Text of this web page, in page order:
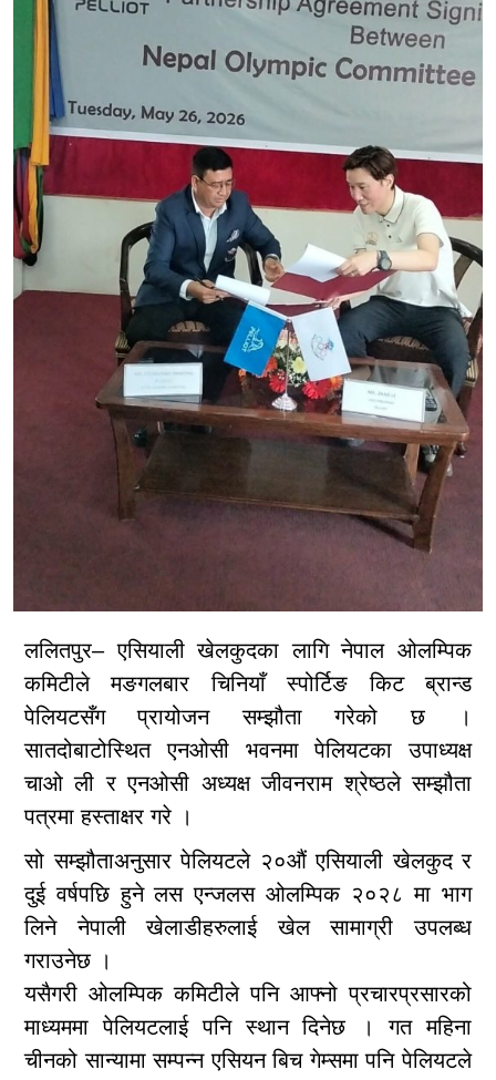
ललितपुर– एसियाली खेलकुदका लागि नेपाल ओलम्पिक
कमिटीले मङगलबार चिनियाँ स्पोर्टिङ किट ब्रान्ड
पेलियटसँग प्रायोजन सम्झौता गरेको छ ।
सातदोबाटोस्थित एनओसी भवनमा पेलियटका उपाध्यक्ष
चाओ ली र एनओसी अध्यक्ष जीवनराम श्रेष्ठले सम्झौता
पत्रमा हस्ताक्षर गरे ।
सो सम्झौताअनुसार पेलियटले २०औं एसियाली खेलकुद र
दुई वर्षपछि हुने लस एन्जलस ओलम्पिक २०२८ मा भाग
लिने नेपाली खेलाडीहरुलाई खेल सामाग्री उपलब्ध
गराउनेछ ।
यसैगरी ओलम्पिक कमिटीले पनि आफ्नो प्रचारप्रसारको
माध्यममा पेलियटलाई पनि स्थान दिनेछ । गत महिना
चीनको सान्यामा सम्पन्न एसियन बिच गेम्समा पनि पेलियटले